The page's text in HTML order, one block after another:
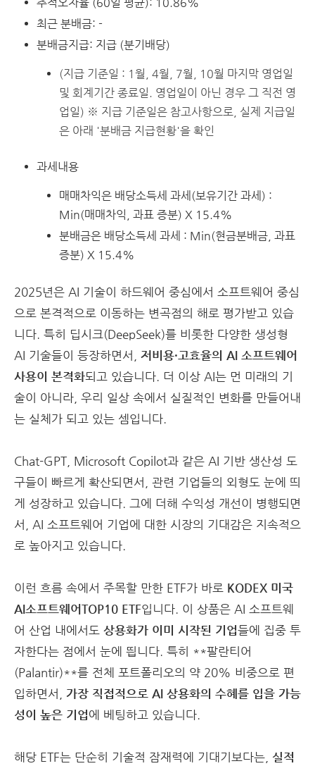
최근 분배금: -
분배금지급: 지급 (분기배당)
(지급 기준일 : 1월, 4월, 7월, 10월 마지막 영업일
및 회계기간 종료일. 영업일이 아닌 경우 그 직전 영
업일) ※ 지급 기준일은 참고사항으로, 실제 지급일
은 아래 '분배금 지급현황'을 확인
과세내용
매매차익은 배당소득세 과세(보유기간 과세) :
Min(매매차익, 과표 증분) X 15.4%
분배금은 배당소득세 과세 : Min(현금분배금, 과표
증분) X 15.4%
2025년은 AI 기술이 하드웨어 중심에서 소프트웨어 중심
으로 본격적으로 이동하는 변곡점의 해로 평가받고 있습
니다. 특히 딥시크(DeepSeek)를 비롯한 다양한 생성형
AI 기술들이 등장하면서, 저비용·고효율의 AI 소프트웨어
사용이 본격화되고 있습니다. 더 이상 AI는 먼 미래의 기
술이 아니라, 우리 일상 속에서 실질적인 변화를 만들어내
는 실체가 되고 있는 셈입니다.
Chat-GPT, Microsoft Copilot과 같은 AI 기반 생산성 도
구들이 빠르게 확산되면서, 관련 기업들의 외형도 눈에 띄
게 성장하고 있습니다. 그에 더해 수익성 개선이 병행되면
서, AI 소프트웨어 기업에 대한 시장의 기대감은 지속적으
로 높아지고 있습니다.
이런 흐름 속에서 주목할 만한 ETF가 바로 KODEX 미국
AI소프트웨어TOP10 ETF입니다. 이 상품은 AI 소프트웨
어 산업 내에서도 상용화가 이미 시작된 기업들에 집중 투
자한다는 점에서 눈에 띕니다. 특히 **팔란티어
(Palantir)**를 전체 포트폴리오의 약 20% 비중으로 편
입하면서, 가장 직접적으로 AI 상용화의 수혜를 입을 가능
성이 높은 기업에 베팅하고 있습니다.
해당 ETF는 단순히 기술적 잠재력에 기대기보다는, 실적